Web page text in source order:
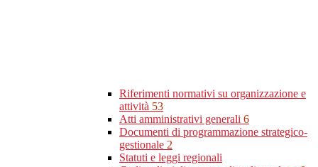
Riferimenti normativi su organizzazione e
attività 53
Atti amministrativi generali 6
Documenti di programmazione strategico-
gestionale 2
Statuti e leggi regionali